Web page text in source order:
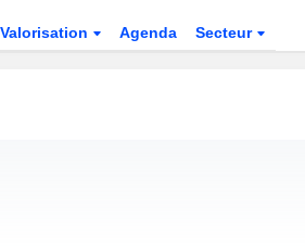
Valorisation Agenda Secteur